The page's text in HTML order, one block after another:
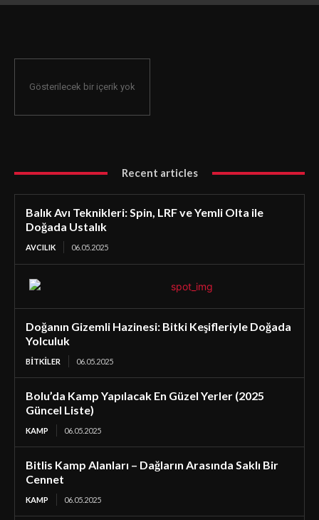
Gösterilecek bir içerik yok
Recent articles
Balık Avı Teknikleri: Spin, LRF ve Yemli Olta ile
Doğada Ustalık
AVCILIK 06.05.2025
Doğanın Gizemli Hazinesi: Bitki Keşifleriyle Doğada
Yolculuk
BİTKİLER 06.05.2025
Bolu’da Kamp Yapılacak En Güzel Yerler (2025
Güncel Liste)
KAMP 06.05.2025
Bitlis Kamp Alanları – Dağların Arasında Saklı Bir
Cennet
KAMP 06.05.2025